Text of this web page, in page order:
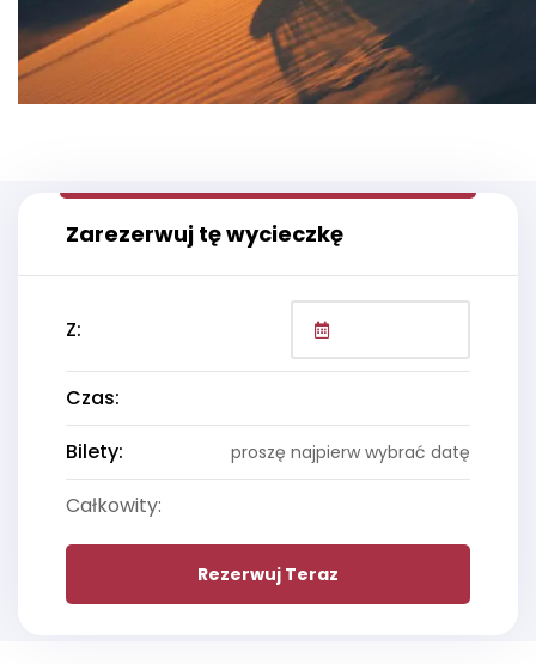
Zarezerwuj tę wycieczkę
Z:
Czas:
Bilety:
proszę najpierw wybrać datę
Całkowity:
Rezerwuj Teraz